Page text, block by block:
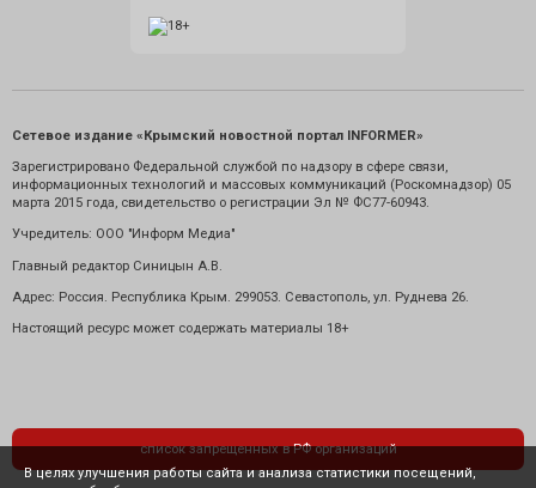
Сетевое издание «Крымский новостной портал INFORMER»
Зарегистрировано Федеральной службой по надзору в сфере связи,
информационных технологий и массовых коммуникаций (Роскомнадзор) 05
марта 2015 года, свидетельство о регистрации Эл № ФС77-60943.
Учредитель: ООО "Информ Медиа"
Главный редактор Синицын А.В.
Адрес: Россия. Республика Крым. 299053. Севастополь, ул. Руднева 26.
Настоящий ресурс может содержать материалы 18+
список запрещенных в РФ организаций
В целях улучшения работы сайта и анализа статистики посещений,